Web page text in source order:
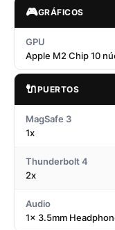
🎮GRÁFICOS
GPU
Apple M2 Chip 10
🔌PUERTOS
MagSafe 3
1x
Thunderbolt 4
2x
Audio
1x 3.5mm